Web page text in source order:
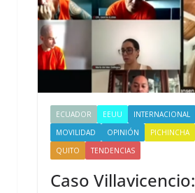
ECUADOR EEUU INTERNACIONAL
MOVILIDAD
OPINIÓN PICHINCHA
QUITO
TENDENCIAS
Caso Villavicencio: